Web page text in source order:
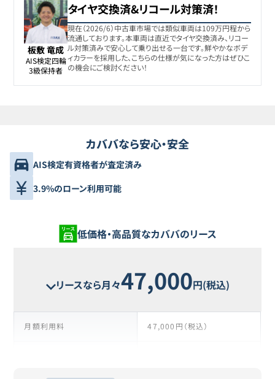
板敷 竜成
AIS検定四輪
3級保持者
タイヤ交換済&リコール対策済！
現在（2026/6）中古車市場では類似車両は109万円程から
流通しております。本車両は直近でタイヤ交換済み、リコー
ル対策済みで安心して乗り出せる一台です。鮮やかなボデ
ィカラーを採用した、こちらの仕様が気になった方はぜひこ
の機会にご検討ください！
カババなら安心・安全
AIS検定有資格者が査定済み
3.9%のローン利用可能
低価格・高品質なカババのリース
リースなら月々47,000円(税込)
月額利用料 47,000円（税込）